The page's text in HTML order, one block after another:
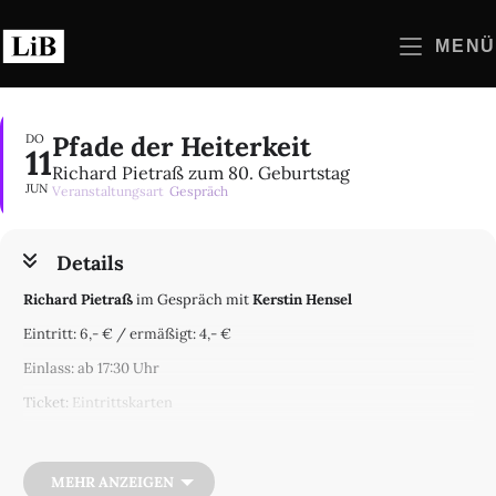
Inhalt
springen
MENÜ
DO
11
JUN
Pfade der Heiterkeit
Richard Pietraß zum 80. Geburtstag
Veranstaltungsart Gespräch
Details
Richard Pietraßim Gespräch mitKerstin Hensel
Eintritt: 6,- € / ermäßigt: 4,- €
Einlass: ab 17:30 Uhr
Ticket: Eintrittskarten
Heiterkeit ist einer der Pfade, auf denen sich durch das
dichterische Werk von Richard Pietraß wandeln lässt. Man
MEHR ANZEIGEN